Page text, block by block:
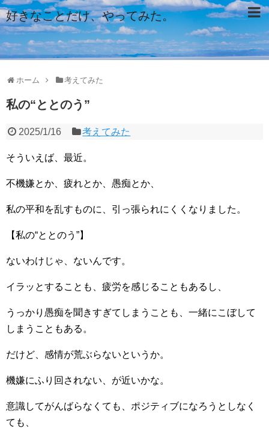
好きなことだけ、やってみた。
ホーム 考えてみた
私の“ととのう”
2025/1/16 考えてみた
そういえば、最近。
不機嫌とか、疲れとか、愚痴とか、
私の平和を乱すものに、引っ張られにくくなりました。
【私の“ととのう”】
ないわけじゃ、ないんです。
イラッとすることも、疲労を感じることもあるし、
うっかり愚痴を聞きすぎてしまうことも、一緒にこぼして
しまうこともある。
だけど、感情が荒ぶらないというか。
機嫌にふり回されない、が近いかな。
意識してがんばらなくても、ポジティブになろうとしなく
ても、